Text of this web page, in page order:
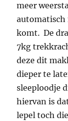
meer
automatisch
komt. De
7kg
deze dit
dieper te
sleeploodje
hiervan is
lepel toch